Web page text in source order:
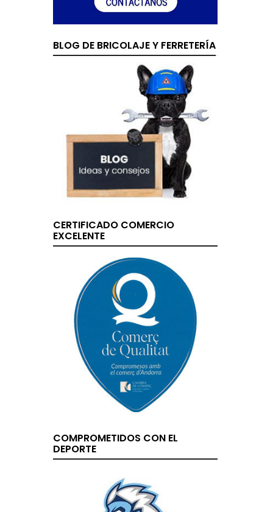
BLOG DE BRICOLAJE Y FERRETERÍA
CERTIFICADO COMERCIO
EXCELENTE
COMPROMETIDOS CON EL
DEPORTE